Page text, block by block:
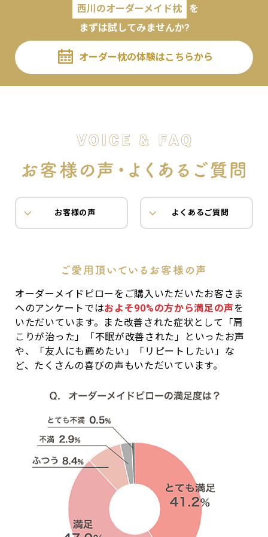
西川のオーダーメイド枕
を
まずは試してみませんか?
オーダー枕の体験はこちらから
お客様の声 よくあるご質問
オーダーメイドピローをご購入いただいたお客さま
へのアンケートではおよそ90%の方から満足の声を
いただいています。また改善された症状として「肩
こりが治った」「不眠が改善された」といったお声
や、「友人にも薦めたい」「リピートしたい」な
ど、たくさんの喜びの声もいただいています。